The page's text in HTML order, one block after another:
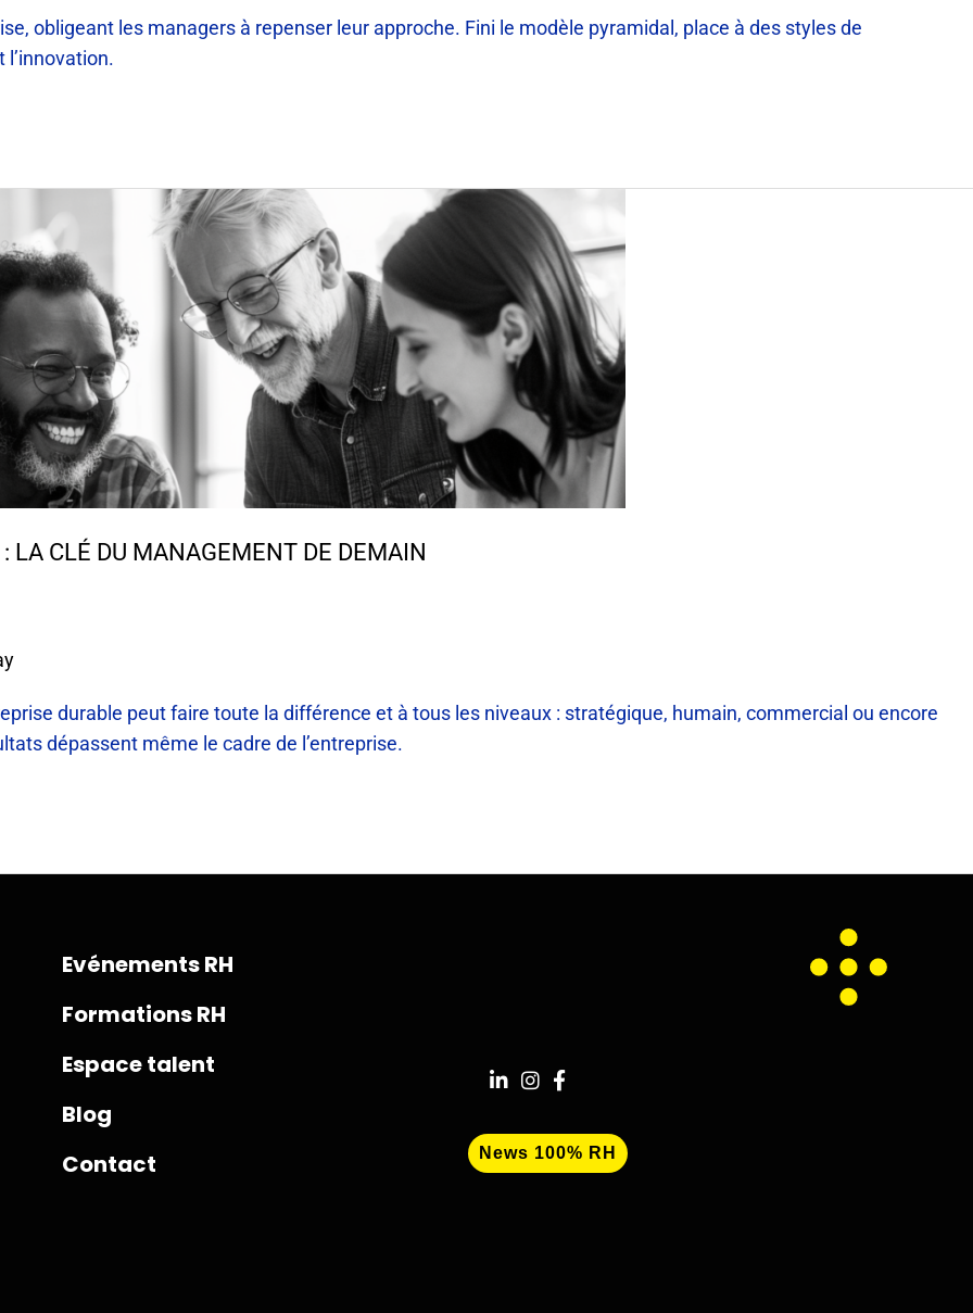
obligeant les managers à repenser leur approche. Fini le modèle pyramidal, place à des styles de
LA CLÉ DU MANAGEMENT DE DEMAIN
durable peut faire toute la différence et à tous les niveaux : stratégique, humain, commercial ou encore
dépassent même le cadre de l’entreprise.
Evénements RH
Formations RH
Espace talent
Blog
Contact
News 100% RH